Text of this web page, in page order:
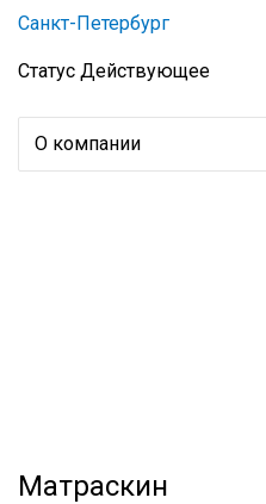
Санкт-Петербург
Статус Действующее
О компании
Матраскин